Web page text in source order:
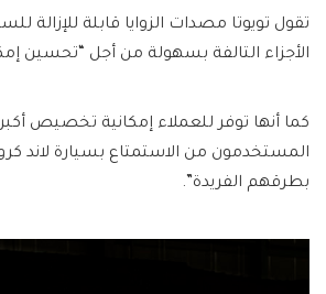
تقول تويوتا مصدات الزوايا قابلة للإزالة
الأجزاء التالفة بسهولة من أجل “تحسين
كما أنها توفر للعملاء إمكانية تخصيص
المستخدمون من الاستمتاع بسيارة لاند
بطرقهم الفريدة”.